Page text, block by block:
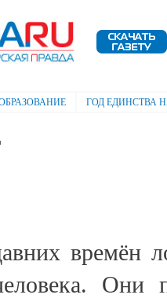
ГОД ЕДИНСТВА
времён